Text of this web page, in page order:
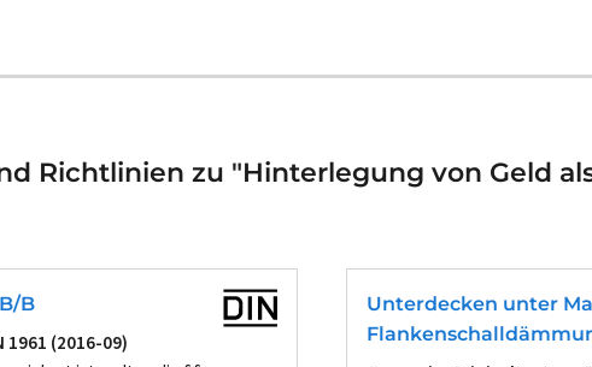
Richtlinien zu "Hinterlegung von Geld
B
1961 (2016-09)
Unterdecken unter